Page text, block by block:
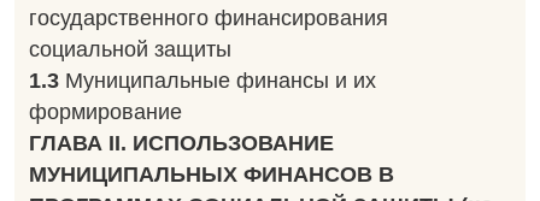
государственного финансирования
социальной защиты
1.3 Муниципальные финансы и их
формирование
ГЛАВА II. ИСПОЛЬЗОВАНИЕ
МУНИЦИПАЛЬНЫХ ФИНАНСОВ В